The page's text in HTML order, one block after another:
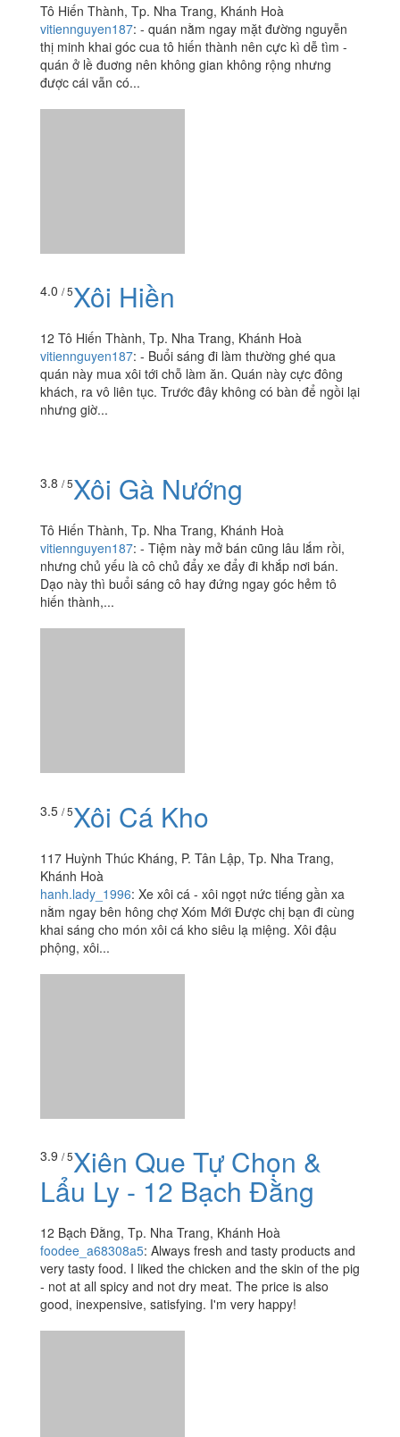
Tô Hiến Thành, Tp. Nha Trang, Khánh Hoà
vitiennguyen187: - quán nằm ngay mặt đường nguyễn
thị minh khai góc cua tô hiến thành nên cực kì dễ tìm -
quán ở lề đuơng nên không gian không rộng nhưng
được cái vẫn có...
4.0 / 5Xôi Hiền
12 Tô Hiến Thành, Tp. Nha Trang, Khánh Hoà
vitiennguyen187: - Buổi sáng đi làm thường ghé qua
quán này mua xôi tới chỗ làm ăn. Quán này cực đông
khách, ra vô liên tục. Trước đây không có bàn để ngồi lại
nhưng giờ...
3.8 / 5Xôi Gà Nướng
Tô Hiến Thành, Tp. Nha Trang, Khánh Hoà
vitiennguyen187: - Tiệm này mở bán cũng lâu lắm rồi,
nhưng chủ yếu là cô chủ đẩy xe đẩy đi khắp nơi bán.
Dạo này thì buổi sáng cô hay đứng ngay góc hẻm tô
hiến thành,...
3.5 / 5Xôi Cá Kho
117 Huỳnh Thúc Kháng, P. Tân Lập, Tp. Nha Trang,
Khánh Hoà
hanh.lady_1996: Xe xôi cá - xôi ngọt nức tiếng gần xa
nằm ngay bên hông chợ Xóm Mới Được chị bạn đi cùng
khai sáng cho món xôi cá kho siêu lạ miệng. Xôi đậu
phộng, xôi...
3.9 / 5Xiên Que Tự Chọn &
Lẩu Ly - 12 Bạch Đằng
12 Bạch Đằng, Tp. Nha Trang, Khánh Hoà
foodee_a68308a5: Always fresh and tasty products and
very tasty food. I liked the chicken and the skin of the pig
- not at all spicy and not dry meat. The price is also
good, inexpensive, satisfying. I'm very happy!